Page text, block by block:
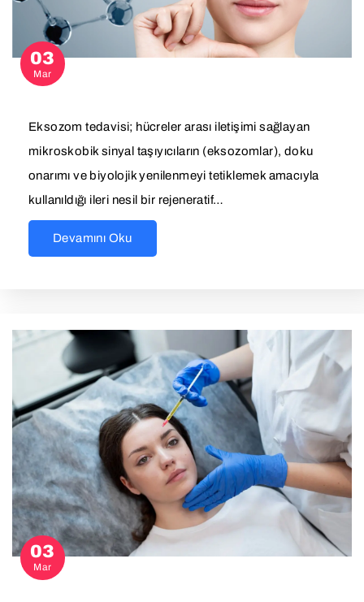
03
Mar
Eksozom tedavisi; hücreler arası iletişimi sağlayan
mikroskobik sinyal taşıyıcıların (eksozomlar), doku
onarımı ve biyolojik yenilenmeyi tetiklemek amacıyla
kullanıldığı ileri nesil bir rejeneratif…
Devamını Oku
03
Mar